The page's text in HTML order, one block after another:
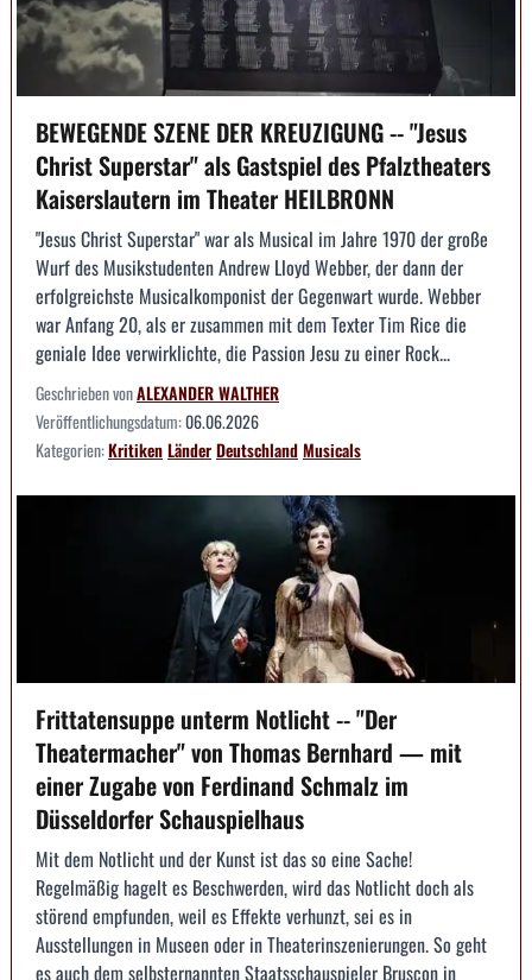
BEWEGENDE SZENE DER KREUZIGUNG -- "Jesus
Christ Superstar" als Gastspiel des Pfalztheaters
Kaiserslautern im Theater HEILBRONN
"Jesus Christ Superstar" war als Musical im Jahre 1970 der große
Wurf des Musikstudenten Andrew Lloyd Webber, der dann der
erfolgreichste Musicalkomponist der Gegenwart wurde. Webber
war Anfang 20, als er zusammen mit dem Texter Tim Rice die
geniale Idee verwirklichte, die Passion Jesu zu einer Rock...
Geschrieben vonALEXANDER WALTHER
Veröffentlichungsdatum:06.06.2026
Kategorien:KritikenLänderDeutschlandMusicals
Frittatensuppe unterm Notlicht -- "Der
Theatermacher" von Thomas Bernhard — mit
einer Zugabe von Ferdinand Schmalz im
Düsseldorfer Schauspielhaus
Mit dem Notlicht und der Kunst ist das so eine Sache!
Regelmäßig hagelt es Beschwerden, wird das Notlicht doch als
störend empfunden, weil es Effekte verhunzt, sei es in
Ausstellungen in Museen oder in Theaterinszenierungen. So geht
es auch dem selbsternannten Staatsschauspieler Bruscon in